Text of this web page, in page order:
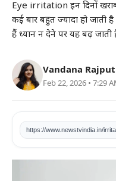
ऑटो
मनोरंजन
विदेश
टेक
Eye irritation इन दिनों
कई बार बहुत ज्यादा हो
हैं ध्यान न देने पर यह बढ़ जाती
Vandana Rajput
Feb 22, 2026 • 7:29